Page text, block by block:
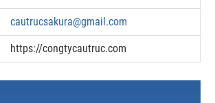
cautrucsakura@gmail.com
https://congtycautruc.com